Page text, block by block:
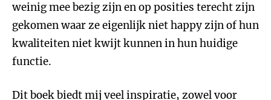
weinig mee bezig zijn en op posities terecht zijn
gekomen waar ze eigenlijk niet happy zijn of hun
kwaliteiten niet kwijt kunnen in hun huidige
functie.
Dit boek biedt mij veel inspiratie, zowel voor